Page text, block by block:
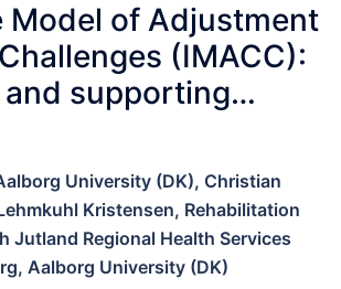
Model of Adjustment
(IMACC):
supporting
University (DK), Christian
Kristensen, Rehabilitation
Jutland Regional Health Services
Aalborg University (DK)